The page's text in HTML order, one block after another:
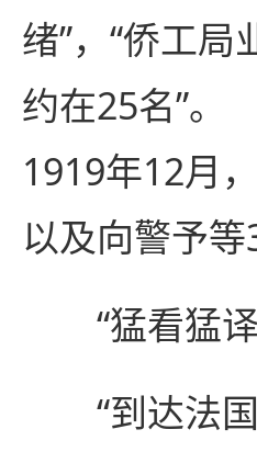
绪”，“侨工
约在25名”。
1919年12月
以及向警予
“猛看猛译
“到达法国